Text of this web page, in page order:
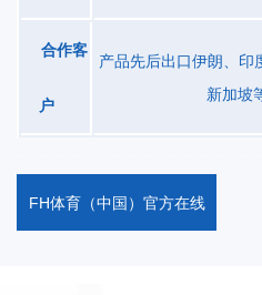
(kg)QKDL-1315-
300.91DN130*1180450QKDL-
601.47DN250*1760800QKDL-
902.2DN250*17601100QKDL-
合作客
户
产品先后出口伊朗、印
新加坡
FH体育（中国）官方在线